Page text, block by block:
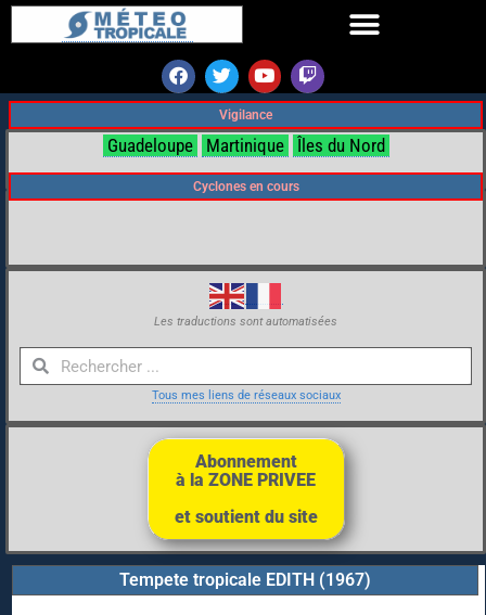
Vigilance
Guadeloupe Martinique Îles du Nord
Cyclones en cours
Les traductions sont automatisées
Tous mes liens de réseaux sociaux
Abonnement
à la ZONE PRIVEE
et soutient du site
Tempete tropicale EDITH (1967)